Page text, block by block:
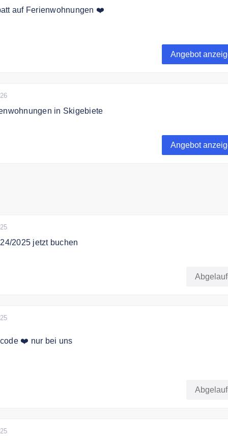
auf Ferienwohnungen ❤️
Angebot
in Skigebiete
Angebot
2025 jetzt buchen
❤️ nur bei uns